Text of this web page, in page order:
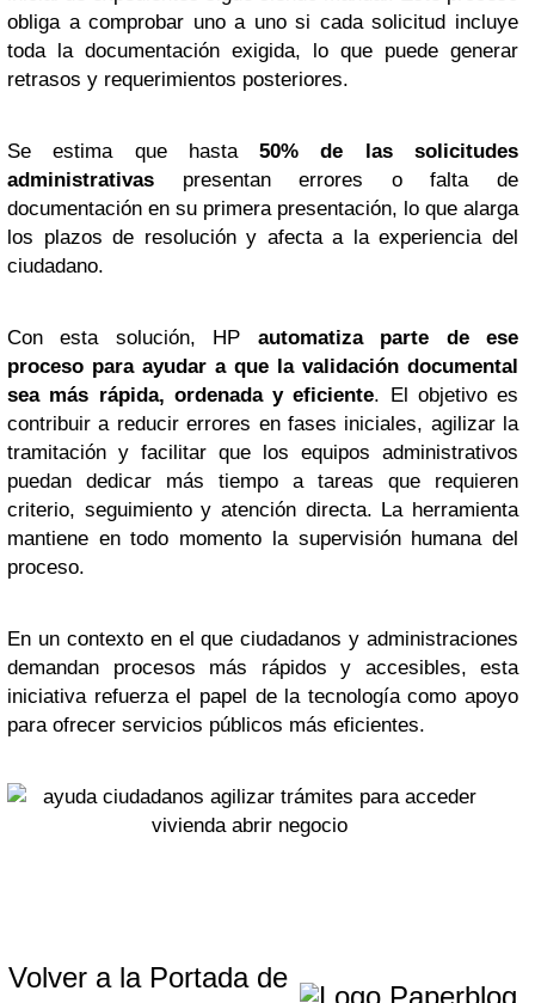
obliga a comprobar uno a uno si cada solicitud incluye
toda la documentación exigida, lo que puede generar
retrasos y requerimientos posteriores.
Se estima que hasta50% de las solicitudes
administrativas presentan errores o falta de
documentación en su primera presentación, lo que alarga
los plazos de resolución y afecta a la experiencia del
ciudadano.
Con esta solución, HP automatiza parte de ese
proceso para ayudar a que la validación documental
sea más rápida, ordenada y eficiente. El objetivo es
contribuir a reducir errores en fases iniciales, agilizar la
tramitación y facilitar que los equipos administrativos
puedan dedicar más tiempo a tareas que requieren
criterio, seguimiento y atención directa. La herramienta
mantiene en todo momento la supervisión humana del
proceso.
En un contexto en el que ciudadanos y administraciones
demandan procesos más rápidos y accesibles, esta
iniciativa refuerza el papel de la tecnología como apoyo
para ofrecer servicios públicos más eficientes.
Volver a la Portada de